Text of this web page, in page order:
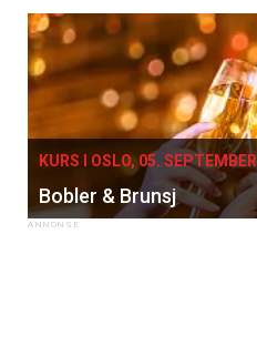
KURS I OSLO, 05. SEPTEMBER
Bobler & Brunsj